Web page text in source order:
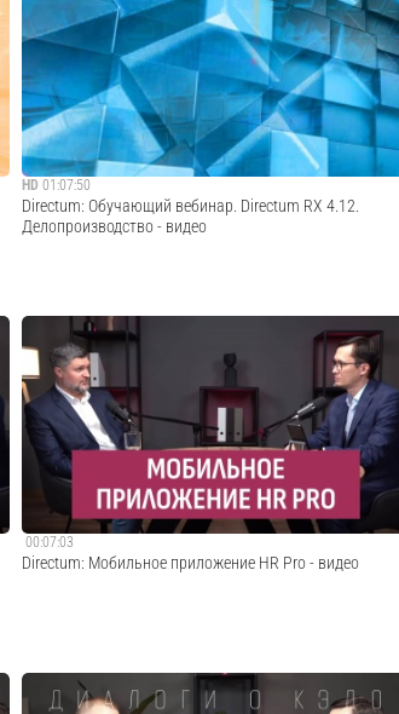
На рынке представлено множество систем кадрового
ЭДО, а на просторах Интернета — и того больше
разнообразных рейтингов и обзоров, в которых
сравниваются профильные ИТ-решения. Как разобраться
в этом многообразии и выбрать оптимальный продук...
Cмотреть видео
HD 01:07:50
Directum: Обучающий вебинар. Directum RX 4.12.
Делопроизводство - видео
Обучающий вебинар "Directum RX 4.12.
Делопроизводство"Подписывайтесь на нас в социальных
сетях:- Telegram: https://t.me/directum_news- VK:
https://vk.com/directum - Яндекс Дзен:
https://zen.yandex.ru/directum - Наш сайт:
https://www.directu...
Cмотреть видео
00:07:03
Directum: Мобильное приложение HR Pro - видео